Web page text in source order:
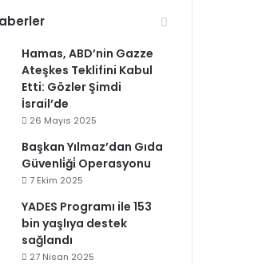
Hamas, ABD’nin Gazze
Ateşkes Teklifini Kabul
Etti: Gözler Şimdi
İsrail’de
26 Mayıs 2025
Başkan Yılmaz’dan Gıda
Güvenli̇ği̇ Operasyonu
7 Ekim 2025
YADES Programı ile 153
bin yaşlıya destek
sağlandı
27 Nisan 2025